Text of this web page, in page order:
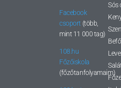
Facebook
csoport (több,
mint 11 000 tag)
108.hu
Főzőiskola
(főzőtanfolyamaim)
Sós